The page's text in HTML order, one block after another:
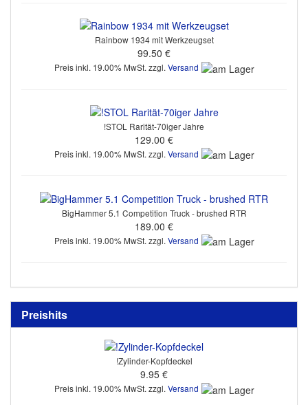
Rainbow 1934 mit Werkzeugset
99.50 €
Preis inkl. 19.00% MwSt. zzgl. Versand
!STOL Rarität-70iger Jahre
129.00 €
Preis inkl. 19.00% MwSt. zzgl. Versand
BigHammer 5.1 Competition Truck - brushed RTR
189.00 €
Preis inkl. 19.00% MwSt. zzgl. Versand
Preishits
!Zylinder-Kopfdeckel
9.95 €
Preis inkl. 19.00% MwSt. zzgl. Versand